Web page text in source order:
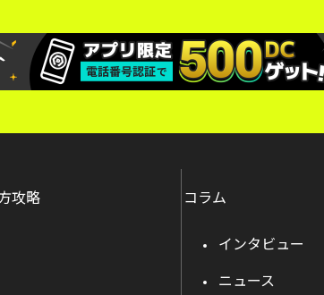
攻略 コラム
インタビュー
ニュース